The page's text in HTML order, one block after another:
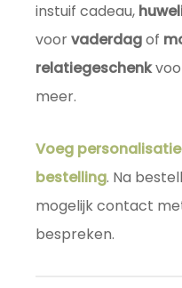
instuif cadeau,
voorvaderdagof
relatiegeschenk
meer.
Voeg
bestelling. Na
mogelijk contact
bespreken.